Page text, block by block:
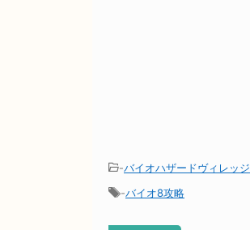
-バイオハザードヴィレッジ
-バイオ8攻略